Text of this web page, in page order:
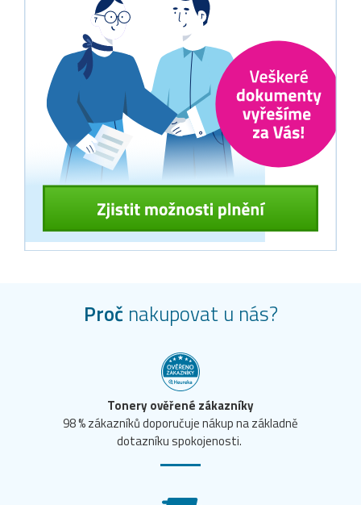
Proč nakupovat u nás?
Tonery ověřené zákazníky
98 % zákazníků doporučuje nákup na základně
dotazníku spokojenosti.